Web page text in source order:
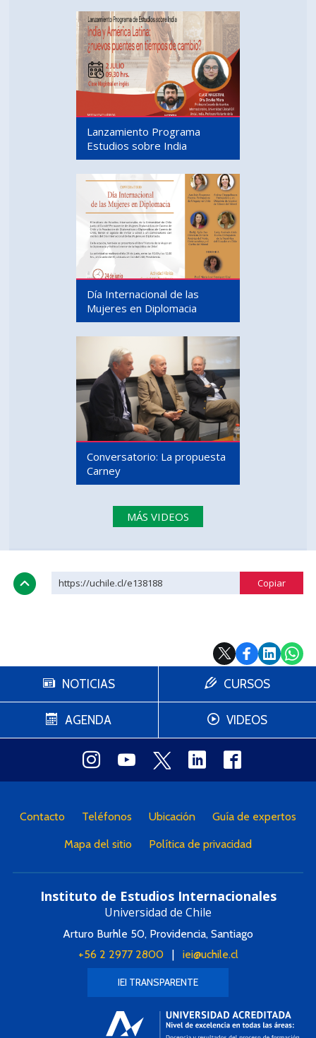
Lanzamiento Programa
Estudios sobre India
Día Internacional de las
Mujeres en Diplomacia
Conversatorio: La propuesta
Carney
MÁS VIDEOS
https://uchile.cl/e138188
NOTICIAS
AGENDA
CURSOS
VIDEOS
Contacto Teléfonos Ubicación Guía de expertos
Mapa del sitio Política de privacidad
Instituto de Estudios Internacionales
Universidad de Chile
Arturo Burhle 50, Providencia, Santiago
+56 2 2977 2800| iei@uchile.cl
IEI TRANSPARENTE